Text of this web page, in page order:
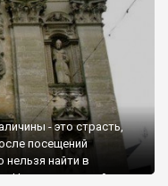
- это страсть,
посещений
нельзя найти в
Нельзя этого найти и в